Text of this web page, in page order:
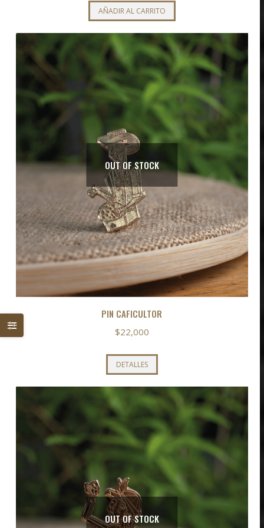
AÑADIR AL CARRITO
OUT OF STOCK
PIN CAFICULTOR
$22,000
DETALLES
OUT OF STOCK